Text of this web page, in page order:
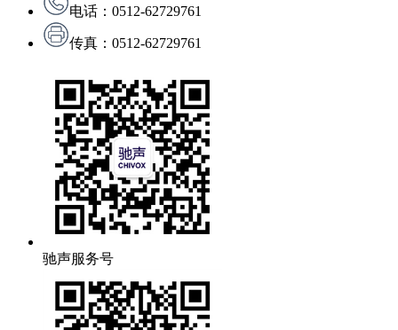
电话：0512-62729761
传真：0512-62729761
驰声服务号